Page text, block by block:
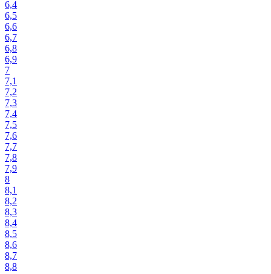
6,4
6,5
6,6
6,7
6,8
6,9
7
7,1
7,2
7,3
7,4
7,5
7,6
7,7
7,8
7,9
8
8,1
8,2
8,3
8,4
8,5
8,6
8,7
8,8